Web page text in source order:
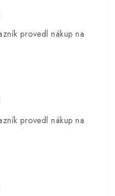
provedl nákup na
provedl nákup na